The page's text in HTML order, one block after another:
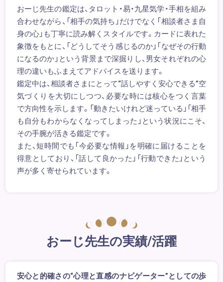
おーじ先生の鑑定は、タロット・易・九星気学・手相を組み
合わせながら、「相手の気持ち」だけでなく「相談者さま自
身の心」も丁寧に読み解くスタイルです。カードに表れた
象徴をもとに、「どうしてそう感じるのか」「なぜその行動
になるのか」という背景まで深掘りし、男女それぞれの心
理の違いもふまえてアドバイスを送ります。
鑑定中は、相談者さまにとって“話しやすく安心できる”空
気づくりを大切にしつつ、必要な時には核心をつく言葉
で方向性を示します。「動きたいけれど迷っている」「相手
も自分もわからなくなってしまった」という状況にこそ、
その手腕が活きる鑑定です。
また、短時間でも「今必要な情報」を明確に届けることを
得意としており、「話して良かった」「行動できた」という
声が多く寄せられています。
おーじ先生の実績/活躍
安心と的確さの“心理と直感のナビゲーター”としての歩